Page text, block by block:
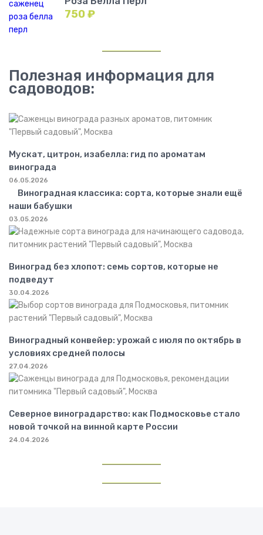
750₽
Полезная информация для
садоводов:
Мускат, цитрон, изабелла: гид по ароматам
винограда
06.05.2026
Виноградная классика: сорта, которые знали ещё
наши бабушки
03.05.2026
Виноград без хлопот: семь сортов, которые не
подведут
30.04.2026
Виноградный конвейер: урожай с июля по октябрь в
условиях средней полосы
27.04.2026
Северное виноградарство: как Подмосковье стало
новой точкой на винной карте России
24.04.2026